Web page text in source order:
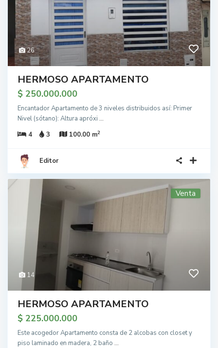
26
HERMOSO APARTAMENTO
$ 250.000.000
Encantador Apartamento de 3 niveles distribuidos así: Primer
Nivel (sótano): Altura apróxi ...
4
3 100.00 m2
Editor
14
Venta
HERMOSO APARTAMENTO
$ 225.000.000
Este acogedor Apartamento consta de 2 alcobas con closet y
piso laminado en madera, 2 baño ...